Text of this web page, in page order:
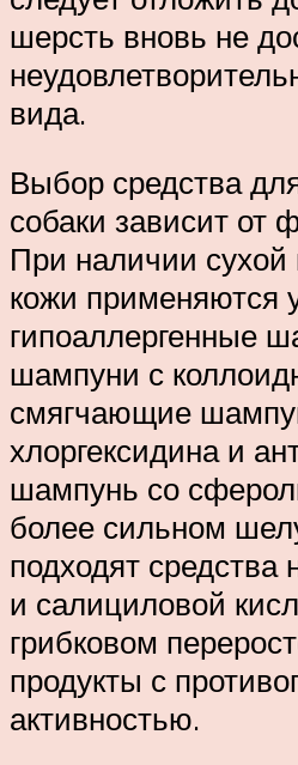
шерсть вновь не
вида.
Выбор средства
собаки зависит от
При наличии сухой
кожи применяются
гипоаллергенные
шампуни с
смягчающие
хлоргексидина и
шампунь со
более сильном
подходят средства
и салициловой
грибковом
продукты с
активностью.